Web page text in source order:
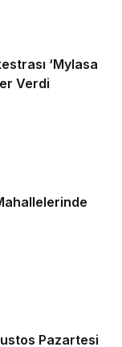
‘Mylasa
Verdi
Pazartesi